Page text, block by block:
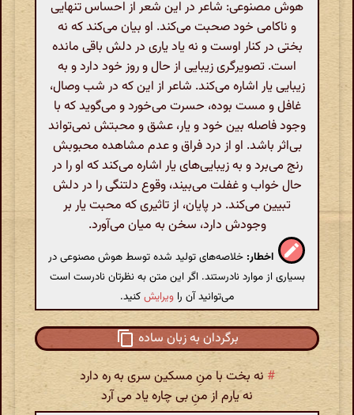
هوش مصنوعی: شاعر در این شعر از احساس تنهایی
و ناکامی خود صحبت می‌کند. او بیان می‌کند که نه
بختی در کنار اوست و نه یاد یاری در دلش باقی مانده
است. تصویرگری زیبایی از حال و روز خود دارد و به
زیبایی یار اشاره می‌کند. شاعر از این که در شب وصال،
غافل و مست بوده، حسرت می‌خورد و می‌گوید که با
وجود فاصله بین خود و یار، عشق و محبتش نمی‌تواند
بی‌اثر باشد. او از درد فراق و عدم مشاهده محبوبش
رنج می‌برد و به زیبایی‌های یار اشاره می‌کند که او را در
حال خواب و غفلت می‌بیند، وقوع دلتنگی را در دلش
تبیین می‌کند. در پایان، از تاثیری که محبت یار بر
وجودش دارد، سخن به میان می‌آورد.
اخطار: خلاصه‌های تولید شده توسط هوش مصنوعی در
بسیاری از موارد نادرستند. اگر این متن به نظرتان نادرست است
می‌توانید آن را ویرایشکنید.
برگردان به زبان ساده
# نه بخت با منِ مسکین سری به ره دارد
نه یارم از منِ بی چاره یاد می آرد